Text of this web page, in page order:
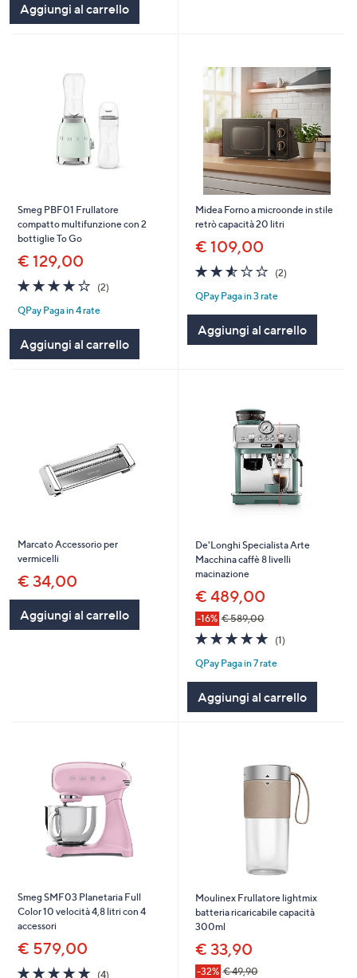
Aggiungi al carrello
Smeg PBF01 Frullatore
compatto multifunzione con 2
bottiglie To Go
€ 129,00
4.0
of
5
(2)
QPay Paga in 4 rate
Aggiungi al carrello
Midea Forno a microonde in stile
retrò capacità 20 litri
€ 109,00
2.5
of
5
(2)2
QPay Paga in 3 rate
Aggiungi al carrello
Marcato Accessorio per
vermicelli
€ 34,00
Aggiungi al carrello
De'Longhi Specialista Arte
Macchina caffè 8 livelli
macinazione
€ 489,00
-16% € 589,00
5.0
of
5
(1)
QPay Paga in 7 rate
Aggiungi al carrello
Smeg SMF03 Planetaria Full
Color 10 velocità 4,8 litri con 4
accessori
€ 579,00
5.0
(4)
Moulinex Frullatore lightmix
batteria ricaricabile capacità
300ml
€ 33,90
-32% € 49,90